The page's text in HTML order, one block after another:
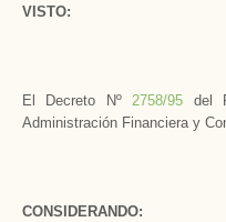
VISTO:
El Decreto Nº2758/95 del
Administración Financiera y
CONSIDERANDO: